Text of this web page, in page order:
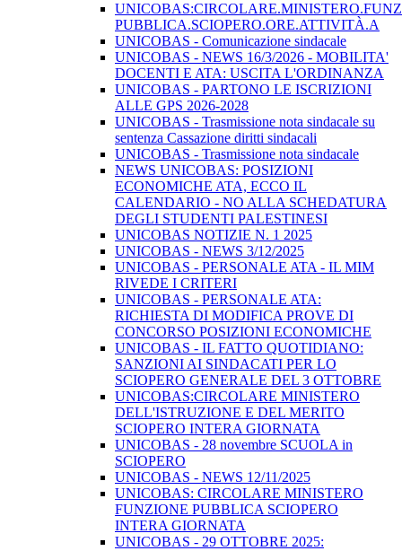
PUBBLICA.SCIOPERO.ORE.ATTIVITÀ.A
UNICOBAS - Comunicazione sindacale
UNICOBAS - NEWS 16/3/2026 - MOBILITA'
DOCENTI E ATA: USCITA L'ORDINANZA
UNICOBAS - PARTONO LE ISCRIZIONI
ALLE GPS 2026-2028
UNICOBAS - Trasmissione nota sindacale su
sentenza Cassazione diritti sindacali
UNICOBAS - Trasmissione nota sindacale
NEWS UNICOBAS: POSIZIONI
ECONOMICHE ATA, ECCO IL
CALENDARIO - NO ALLA SCHEDATURA
DEGLI STUDENTI PALESTINESI
UNICOBAS NOTIZIE N. 1 2025
UNICOBAS - NEWS 3/12/2025
UNICOBAS - PERSONALE ATA - IL MIM
RIVEDE I CRITERI
UNICOBAS - PERSONALE ATA:
RICHIESTA DI MODIFICA PROVE DI
CONCORSO POSIZIONI ECONOMICHE
UNICOBAS - IL FATTO QUOTIDIANO:
SANZIONI AI SINDACATI PER LO
SCIOPERO GENERALE DEL 3 OTTOBRE
UNICOBAS:CIRCOLARE MINISTERO
DELL'ISTRUZIONE E DEL MERITO
SCIOPERO INTERA GIORNATA
UNICOBAS - 28 novembre SCUOLA in
SCIOPERO
UNICOBAS - NEWS 12/11/2025
UNICOBAS: CIRCOLARE MINISTERO
FUNZIONE PUBBLICA SCIOPERO
INTERA GIORNATA
UNICOBAS - 29 OTTOBRE 2025: